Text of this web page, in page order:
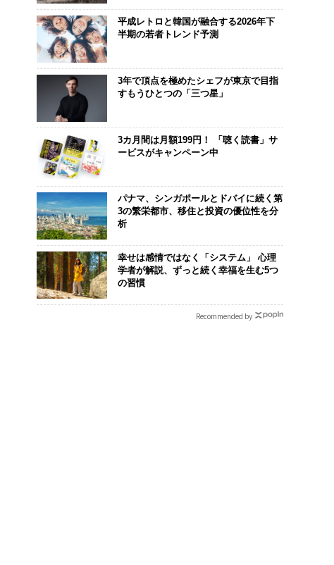
平成レトロと韓国が融合する2026年下
半期の若者トレンド予測
3年で頂点を極めたシェフが東京で目指
すもうひとつの「三つ星」
3カ月間は月額199円！ 「聴く読書」サ
ービスがキャンペーン中
パナマ、シンガポールとドバイに続く第
3の繁栄都市、移住と投資の優位性を分
析
幸せは感情ではなく「システム」 心理
学者が解説、ずっと続く幸福を生む5つ
の習慣
Recommended by